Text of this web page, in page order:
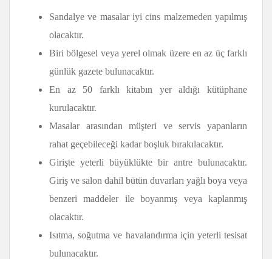
Sandalye ve masalar iyi cins malzemeden yapılmış
olacaktır.
Biri bölgesel veya yerel olmak üzere en az üç farklı
günlük gazete bulunacaktır.
En az 50 farklı kitabın yer aldığı kütüphane
kurulacaktır.
Masalar arasından müşteri ve servis yapanların
rahat geçebileceği kadar boşluk bırakılacaktır.
Girişte yeterli büyüklükte bir antre bulunacaktır.
Giriş ve salon dahil bütün duvarları yağlı boya veya
benzeri maddeler ile boyanmış veya kaplanmış
olacaktır.
Isıtma, soğutma ve havalandırma için yeterli tesisat
bulunacaktır.